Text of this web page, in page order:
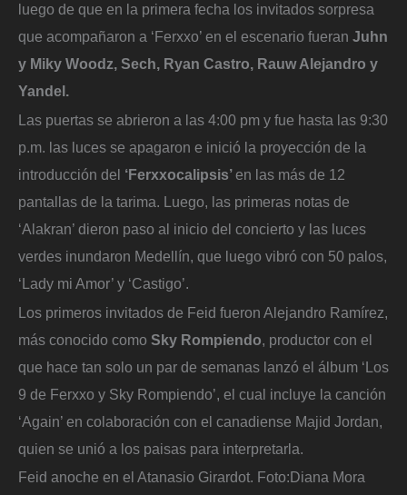
luego de que en la primera fecha los invitados sorpresa
que acompañaron a ‘Ferxxo’ en el escenario fueran Juhn
y Miky Woodz, Sech, Ryan Castro, Rauw Alejandro y
Yandel.
Las puertas se abrieron a las 4:00 pm y fue hasta las 9:30
p.m. las luces se apagaron e inició la proyección de la
introducción del ‘Ferxxocalipsis’en las más de 12
pantallas de la tarima. Luego, las primeras notas de
‘Alakran’ dieron paso al inicio del concierto y las luces
verdes inundaron Medellín, que luego vibró con 50 palos,
‘Lady mi Amor’ y ‘Castigo’.
Los primeros invitados de Feid fueron Alejandro Ramírez,
más conocido como Sky Rompiendo, productor con el
que hace tan solo un par de semanas lanzó el álbum ‘Los
9 de Ferxxo y Sky Rompiendo’, el cual incluye la canción
‘Again’ en colaboración con el canadiense Majid Jordan,
quien se unió a los paisas para interpretarla.
Feid anoche en el Atanasio Girardot. Foto:Diana Mora